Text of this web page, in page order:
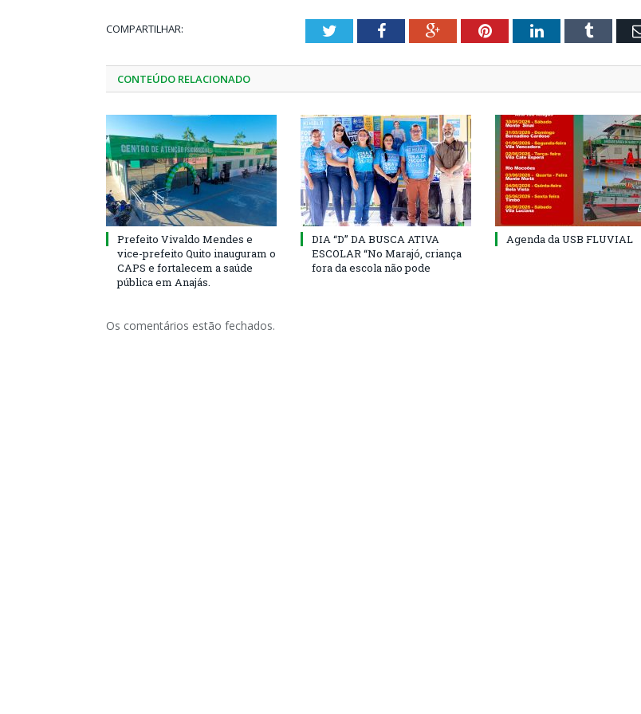
COMPARTILHAR: TwitterFacebookGoogle+PinterestLinkedInTumblr
CONTEÚDO RELACIONADO
Prefeito Vivaldo Mendes e
vice-prefeito Quito inauguram o
CAPS e fortalecem a saúde
pública em Anajás.
DIA “D” DA BUSCA ATIVA
ESCOLAR “No Marajó, criança
fora da escola não pode
Agenda da USB FLUVIAL
Os comentários estão fechados.